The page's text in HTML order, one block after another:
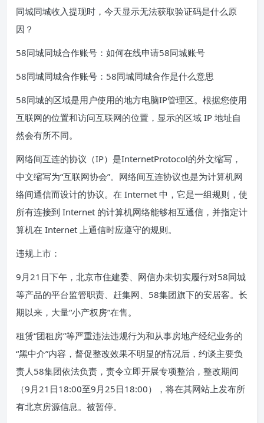
同城同城收入提现时，今天显示无法获取验证码是什么原
因？
58同城同城合作账号：如何在线申请58同城账号
58同城同城合作账号：58同城同城合作是什么意思
58同城的区域是用户使用的地方电脑IP管理区。根据您使用
互联网的位置和访问互联网的位置，显示的区域 IP 地址自
然会有所不同。
网络间互连的协议（IP）是InternetProtocol的外文缩写，
中文缩写为“互联网协会”。网络间互连协议也是为计算机网
络间通信而设计的协议。在 Internet 中，它是一组规则，使
所有连接到 Internet 的计算机网络能够相互通信，并指定计
算机在 Internet 上通信时应遵守的规则。
违规上市：
9月21日下午，北京市住建委、网信办未切实履行对58同城
等产品的平台监管职责、赶集网、58集团旗下的安居客。长
期以来，大量“小产权房”在售。
租赁“团租房”等严重违法违规行为和从事房地产经纪业务的
“黑中介”内容，督促整改效果不明显的情况后，约谈主要负
责人58集团依法负责，责令立即开展专项整治，整改期间
（9月21日18:00至9月25日18:00），将在其网站上发布所
有北京房源信息。被暂停。